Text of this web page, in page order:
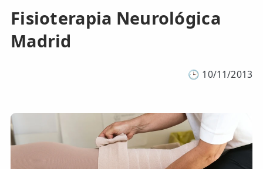
Fisioterapia Neurológica
Madrid
🕒 10/11/2013